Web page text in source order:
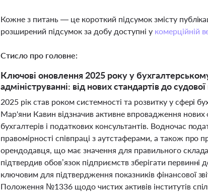
Кожне з питань — це короткий підсумок змісту
розширений підсумок за добу доступні у комерційній
Стисло про головне:
Ключові оновлення 2025 року у
адмініструванні: від нових стандартів до
2025 рік став роком системності та розвитку у сфері
Мар'яни Кавин відзначив активне впровадження нових
бухгалтерів і податкових консультантів. Водночас
правомірності співпраці з аутстаферами, а також про
орендодавця, що має значення для правильного
підтвердив обов’язок підприємств зберігати
ключовим для підтвердження показників фінансової
Положення №1336 щодо чистих активів інститутів